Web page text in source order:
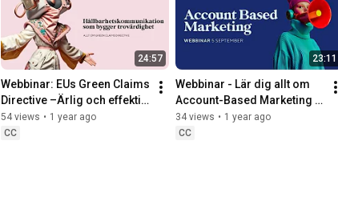
24:57
Webbinar: EUs Green Claims
Directive –Ärlig och effektiv
hållbarhetskommunikation
54 views • 1 year ago
CC
23:11
Webbinar - Lär dig allt om
Account-Based Marketing
(ABM)
34 views • 1 year ago
CC